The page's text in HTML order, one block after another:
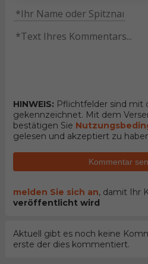
HINWEIS: Pflichtfelder sind mit
gekennzeichnet. Mit dem
bestätigen Sie
gelesen und akzeptiert zu
Kommentar
melden Sie sich an, damit Ihr
veröffentlicht wird
Aktuell gibt es noch keine
erste der dies kommentiert.